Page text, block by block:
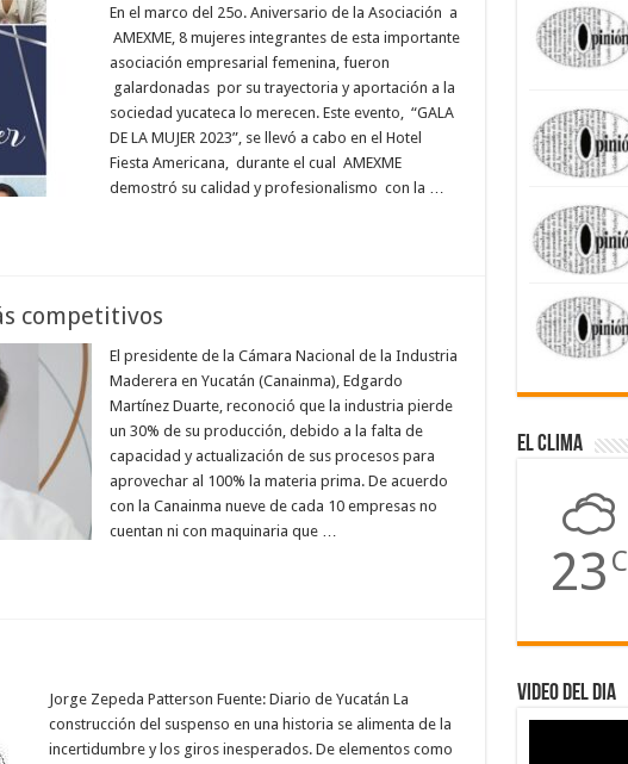
En el marco del 25o. Aniversario de la Asociación a
AMEXME, 8 mujeres integrantes de esta importante
asociación empresarial femenina, fueron
galardonadas por su trayectoria y aportación a la
sociedad yucateca lo merecen. Este evento, “GALA
DE LA MUJER 2023”, se llevó a cabo en el Hotel
Fiesta Americana, durante el cual AMEXME
demostró su calidad y profesionalismo con la …
competitivos
El presidente de la Cámara Nacional de la Industria
Maderera en Yucatán (Canainma), Edgardo
Martínez Duarte, reconoció que la industria pierde
un 30% de su producción, debido a la falta de
capacidad y actualización de sus procesos para
aprovechar al 100% la materia prima. De acuerdo
con la Canainma nueve de cada 10 empresas no
cuentan ni con maquinaria que …
Jorge Zepeda Patterson Fuente: Diario de Yucatán La
construcción del suspenso en una historia se alimenta de la
incertidumbre y los giros inesperados. De elementos como
El Clima
23 C
Video del dia